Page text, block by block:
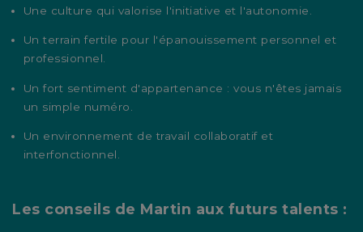
Une culture qui valorise l'initiative et l'autonomie.
Un terrain fertile pour l'épanouissement personnel et
professionnel.
Un fort sentiment d'appartenance : vous n'êtes jamais
un simple numéro.
Un environnement de travail collaboratif et
interfonctionnel.
Les conseils de Martin aux futurs talents :